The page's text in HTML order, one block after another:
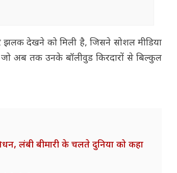
झलक देखने को मिली है, जिसने सोशल मीडिया
अब तक उनके बॉलीवुड किरदारों से बिल्कुल
लंबी बीमारी के चलते दुनिया को कहा